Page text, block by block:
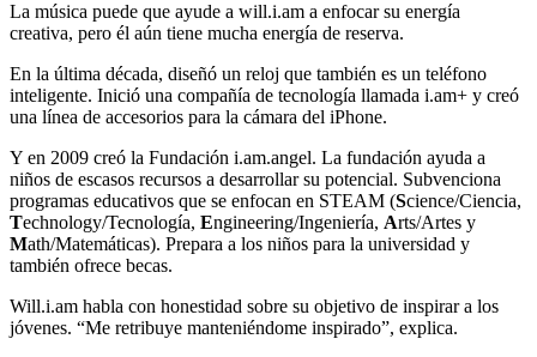
La música puede que ayude a will.i.am a enfocar su energía
creativa, pero él aún tiene mucha energía de reserva.
En la última década, diseñó un reloj que también es un teléfono
inteligente. Inició una compañía de tecnología llamada i.am+ y creó
una línea de accesorios para la cámara del iPhone.
Y en 2009 creó la Fundación i.am.angel. La fundación ayuda a
niños de escasos recursos a desarrollar su potencial. Subvenciona
programas educativos que se enfocan en STEAM (Science/Ciencia,
Technology/Tecnología, Engineering/Ingeniería, Arts/Artes y
Math/Matemáticas). Prepara a los niños para la universidad y
también ofrece becas.
Will.i.am habla con honestidad sobre su objetivo de inspirar a los
jóvenes. “Me retribuye manteniéndome inspirado”, explica.